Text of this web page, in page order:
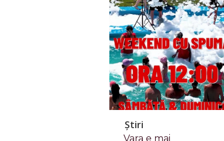
Știri
Vara e mai